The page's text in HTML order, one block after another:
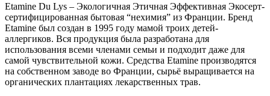
Etamine Du Lys – Экологичная Этичная Эффективная Экосерт-
сертифицированная бытовая “нехимия” из Франции. Бренд
Etamine был создан в 1995 году мамой троих детей-
аллергиков. Вся продукция была разработана для
использования всеми членами семьи и подходит даже для
самой чувствительной кожи. Средства Etamine производятся
на собственном заводе во Франции, сырьё выращивается на
органических плантациях лекарственных трав.